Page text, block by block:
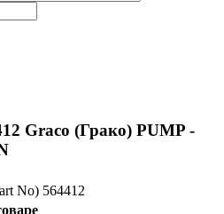
Graco (Грако) PUMP -
No) 564412